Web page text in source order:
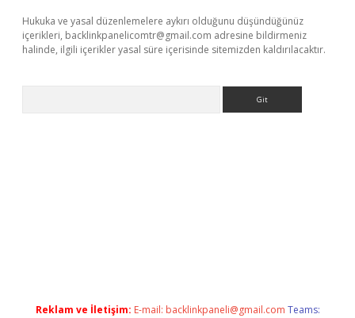
Hukuka ve yasal düzenlemelere aykırı olduğunu düşündüğünüz
içerikleri, backlinkpanelicomtr@gmail.com adresine bildirmeniz
halinde, ilgili içerikler yasal süre içerisinde sitemizden kaldırılacaktır.
Reklam ve İletişim: E-mail: backlinkpaneli@gmail.com Teams: